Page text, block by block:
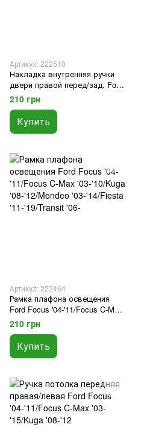
Артикул: 222510
Накладка внутренняя ручки
двери правой перед/зад. Ford
Focus '04-'11/Focus C-Max '03-
'10/Kuga '08-'12
210 грн
Купить
Артикул: 222464
Рамка плафона освещения
Ford Focus '04-'11/Focus C-Max
'03-'10/Kuga '08-'12/Mondeo '03-
'14/Fiesta '11-'19/Transit '06-
210 грн
Купить